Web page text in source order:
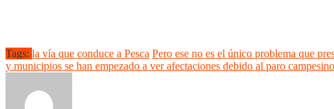
Tags: la vía que conduce a Pesca Pero ese no es el único problema que
y municipios se han empezado a ver afectaciones debido al paro